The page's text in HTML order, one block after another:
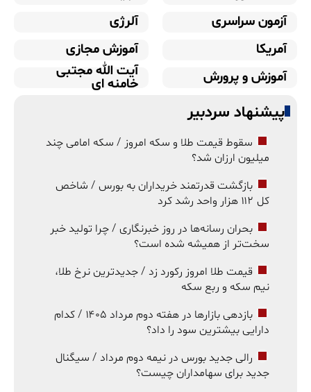
آزمون سراسری
آلرژی
آمریکا
آموزش مجازی
آموزش و پرورش
آیت الله مجتبی
خامنه ای
پیشنهاد سردبیر
سقوط قیمت طلا و سکه امروز / سکه امامی چند
میلیون ارزان شد؟
بازگشت قدرتمند خریداران به بورس / شاخص
کل ۱۱۲ هزار واحد رشد کرد
بحران رسانه‌ها در روز خبرنگاری / چرا تولید خبر
سخت‌تر از همیشه شده است؟
قیمت طلا امروز رکورد زد / جدیدترین نرخ طلا،
نیم سکه و ربع سکه
بازدهی بازارها در هفته دوم مرداد ۱۴۰۵ / کدام
دارایی بیشترین سود را داد؟
رالی جدید بورس در نیمه دوم مرداد / سیگنال
جدید برای سهامداران چیست؟